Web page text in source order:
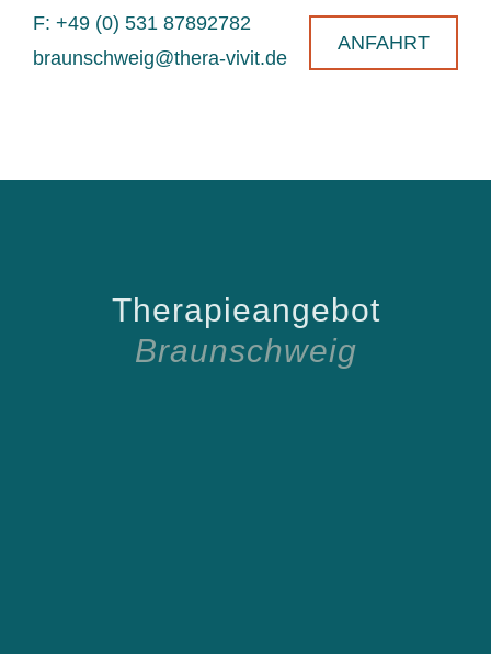
F: +49 (0) 531 87892782
braunschweig@thera-vivit.de
ANFAHRT
Therapieangebot
Braunschweig